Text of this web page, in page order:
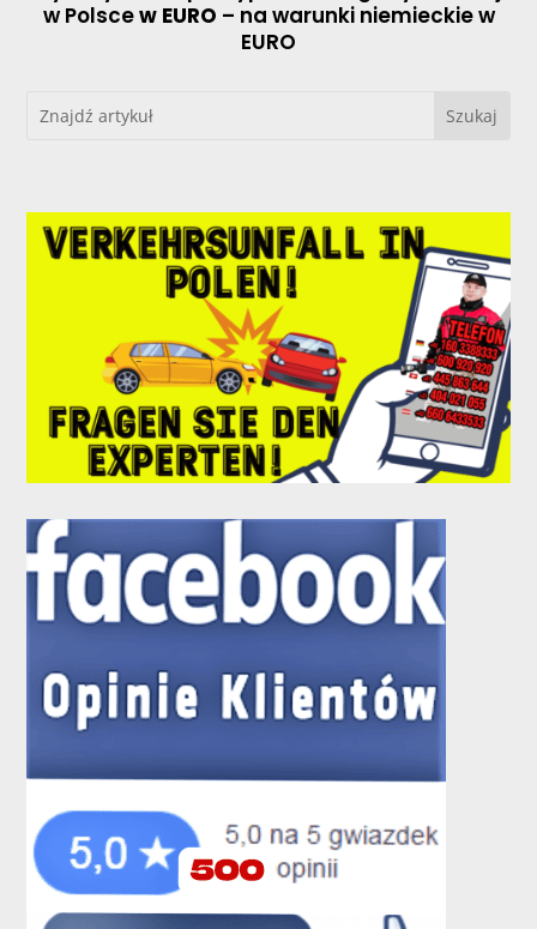
w Polscew EURO – na warunki niemieckie w
EURO